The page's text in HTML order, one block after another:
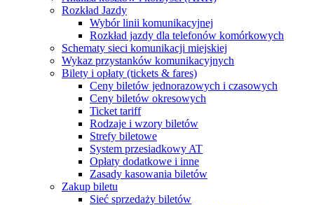
Rozkład Jazdy
Wybór linii komunikacyjnej
Rozkład jazdy dla telefonów komórkowych
Schematy sieci komunikacji miejskiej
Wykaz przystanków komunikacyjnych
Bilety i opłaty (tickets & fares)
Ceny biletów jednorazowych i czasowych
Ceny biletów okresowych
Ticket tariff
Rodzaje i wzory biletów
Strefy biletowe
System przesiadkowy AT
Opłaty dodatkowe i inne
Zasady kasowania biletów
Zakup biletu
Sieć sprzedaży biletów